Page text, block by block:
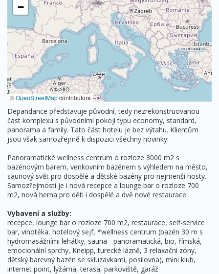
−
©OpenStreetMapcontributors
Depandance představuje původní, tedy nezrekonstruovanou
část komplexu s původními pokoji typu economy, standard,
panorama a family. Tato část hotelu je bez výtahu. Klientům
jsou však samozřejmě k dispozici všechny novinky:
Panoramatické wellness centrum o rozloze 3000 m2 s
bazénovým barem, venkovním bazénem s výhledem na město,
saunový svět pro dospělé a dětské bazény pro nejmenší hosty.
Samozřejmostí je i nová recepce a lounge bar o rozloze 700
m2, nová herna pro děti i dospělé a dvě nové restaurace.
Vybavení a služby:
recepce, lounge bar o rozloze 700 m2, restaurace, self-service
bar, vinotéka, hotelový sejf, *wellness centrum (bazén 30 m s
hydromasážními lehátky, sauna - panoramatická, bio, římská,
emocionální sprchy, Kneipp, turecké lázně, 3 relaxační zóny,
dětský barevný bazén se skluzavkami, posilovna), mini klub,
internet point, lyžárna, terasa, parkoviště, garáž